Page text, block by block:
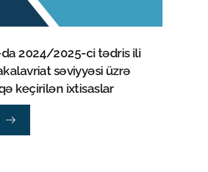
2024/2025-ci tədris ili
səviyyəsi üzrə
keçirilən ixtisaslar